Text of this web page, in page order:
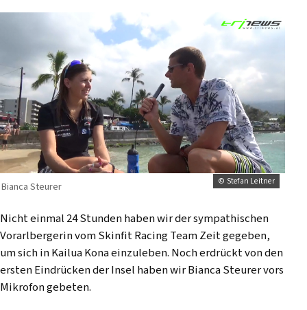
© Stefan Leitner
Bianca Steurer
Nicht einmal 24 Stunden haben wir der sympathischen
Vorarlbergerin vom Skinfit Racing Team Zeit gegeben,
um sich in Kailua Kona einzuleben. Noch erdrückt von den
ersten Eindrücken der Insel haben wir Bianca Steurer vors
Mikrofon gebeten.